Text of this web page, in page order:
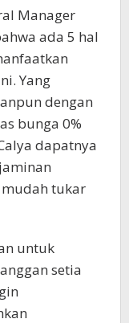
Manager
ada 5 hal
Yang
dengan
bunga 0%
dapatnya
tukar
untuk
setia